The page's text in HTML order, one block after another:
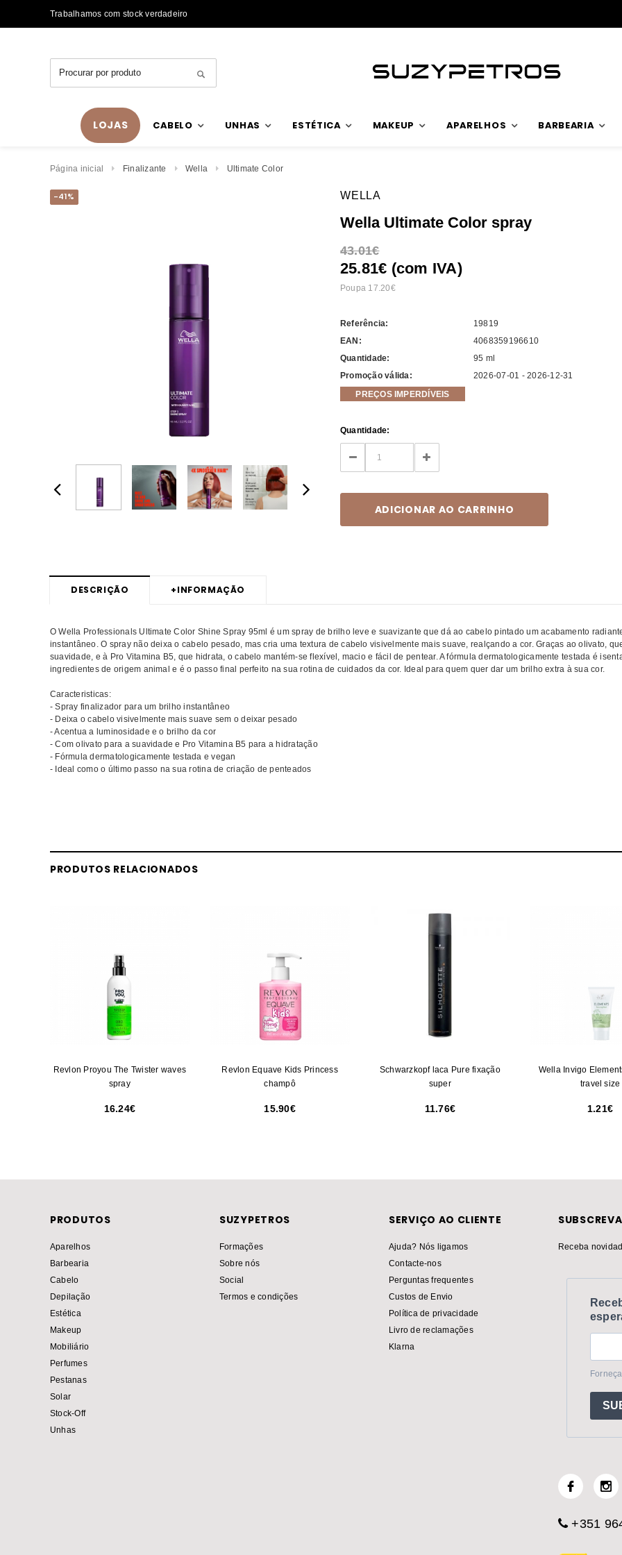
Trabalhamos com stock verdadeiro
LOJAS CABELO UNHAS ESTÉTICA MAKEUP APARELHOS BARBEARIA
Página inicial Finalizante Wella Ultimate Color
-41% WELLA
Wella Ultimate Color spray
43.01
25.81€ (com IVA)
Poupa 17.20
Referência:
19819
EAN:
4068359196610
Quantidade:
95 ml
Promoção válida:
2026-07-01 - 2026-12-31
PREÇOS IMPERDÍVEIS
Current
Stock:
Quantidade:
DECREASE
QUANTITY:
INCREASE
QUANTITY:
DESCRIÇÃO +INFORMAÇÃO
O Wella Professionals Ultimate Color Shine Spray 95ml é um spray de brilho leve e suavizante que dá ao cabelo pintado um acabamento
instantâneo. O spray não deixa o cabelo pesado, mas cria uma textura de cabelo visivelmente mais suave, realçando a cor. Graças ao olivato,
suavidade, e à Pro Vitamina B5, que hidrata, o cabelo mantém-se flexível, macio e fácil de pentear. A fórmula dermatologicamente testada é
ingredientes de origem animal e é o passo final perfeito na sua rotina de cuidados da cor. Ideal para quem quer dar um brilho extra à sua cor.
Caracteristicas:
- Spray finalizador para um brilho instantâneo
- Deixa o cabelo visivelmente mais suave sem o deixar pesado
- Acentua a luminosidade e o brilho da cor
- Com olivato para a suavidade e Pro Vitamina B5 para a hidratação
- Fórmula dermatologicamente testada e vegan
- Ideal como o último passo na sua rotina de criação de penteados
PRODUTOS RELACIONADOS
Revlon Proyou The Twister waves
spray
16.24
Revlon Equave Kids Princess
champô
15.90
Schwarzkopf laca Pure fixação
super
11.76
Wella Invigo
travel size
1.21
PRODUTOS
Aparelhos
Barbearia
Cabelo
Depilação
Estética
Makeup
Mobiliário
Perfumes
Pestanas
Solar
Stock-Off
Unhas
SUZYPETROS
Formações
Sobre nós
Social
Termos e condições
SERVIÇO AO CLIENTE
Ajuda? Nós ligamos
Contacte-nos
Perguntas frequentes
Custos de Envio
Política de privacidade
Livro de reclamações
Klarna
Receba
+351